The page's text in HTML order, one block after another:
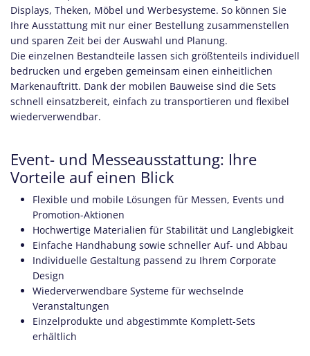
Displays, Theken, Möbel und Werbesysteme. So können Sie
Ihre Ausstattung mit nur einer Bestellung zusammenstellen
und sparen Zeit bei der Auswahl und Planung.
Die einzelnen Bestandteile lassen sich größtenteils individuell
bedrucken und ergeben gemeinsam einen einheitlichen
Markenauftritt. Dank der mobilen Bauweise sind die Sets
schnell einsatzbereit, einfach zu transportieren und flexibel
wiederverwendbar.
Event- und Messeausstattung: Ihre
Vorteile auf einen Blick
Flexible und mobile Lösungen für Messen, Events und
Promotion-Aktionen
Hochwertige Materialien für Stabilität und Langlebigkeit
Einfache Handhabung sowie schneller Auf- und Abbau
Individuelle Gestaltung passend zu Ihrem Corporate
Design
Wiederverwendbare Systeme für wechselnde
Veranstaltungen
Einzelprodukte und abgestimmte Komplett-Sets
erhältlich